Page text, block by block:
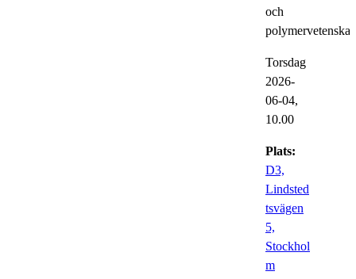
och
polymervetenskap
Torsdag
2026-
06-04,
10.00
Plats:
D3,
Lindsted
tsvägen
5,
Stockhol
m